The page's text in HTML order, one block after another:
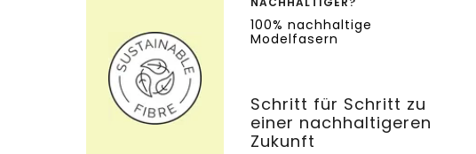
100% nachhaltige
Modelfasern
Schritt für Schritt zu
einer nachhaltigeren
Zukunft